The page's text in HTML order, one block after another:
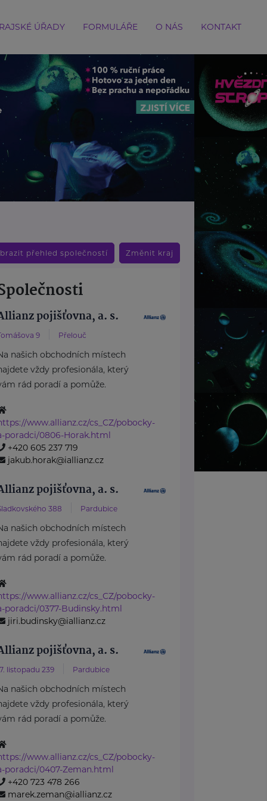
ÚŘADY FORMULÁŘE O NÁS KONTAKT
přehled společností Změnit kraj
pojišťovna, a. s.
9 Přelouč
našich obchodních místech
vždy profesionála, který
rád poradí a pomůže.
www.allianz.cz/cs_CZ/pobocky-
poradci/0806-Horak.html
+420 605 237 719
jakub.horak@iallianz.cz
pojišťovna, a. s.
388 Pardubice
našich obchodních místech
vždy profesionála, který
rád poradí a pomůže.
www.allianz.cz/cs_CZ/pobocky-
poradci/0377-Budinsky.html
jiri.budinsky@iallianz.cz
pojišťovna, a. s.
listopadu 239 Pardubice
našich obchodních místech
vždy profesionála, který
rád poradí a pomůže.
www.allianz.cz/cs_CZ/pobocky-
poradci/0407-Zeman.html
+420 723 478 266
marek.zeman@iallianz.cz